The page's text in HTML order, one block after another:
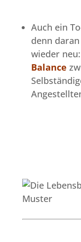
Auch ein
denn
wieder
Balance